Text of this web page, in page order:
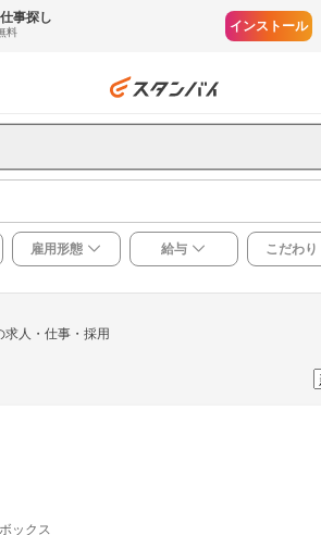
事探し
料 インストール
雇用形態 給与 こだわり
求人・仕事・採用
ックス